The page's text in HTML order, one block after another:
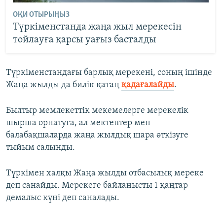
ОҚИ ОТЫРЫҢЫЗ
Түркіменстанда жаңа жыл мерекесін
тойлауға қарсы уағыз басталды
Түркіменстандағы барлық мерекені, соның ішінде
Жаңа жылды да билік қатаң қадағалайды.
Былтыр мемлекеттік мекемелерге мерекелік
шырша орнатуға, ал мектептер мен
балабақшаларда жаңа жылдық шара өткізуге
тыйым салынды.
Түркімен халқы Жаңа жылды отбасылық мереке
деп санайды. Мерекеге байланысты 1 қаңтар
демалыс күні деп саналады.